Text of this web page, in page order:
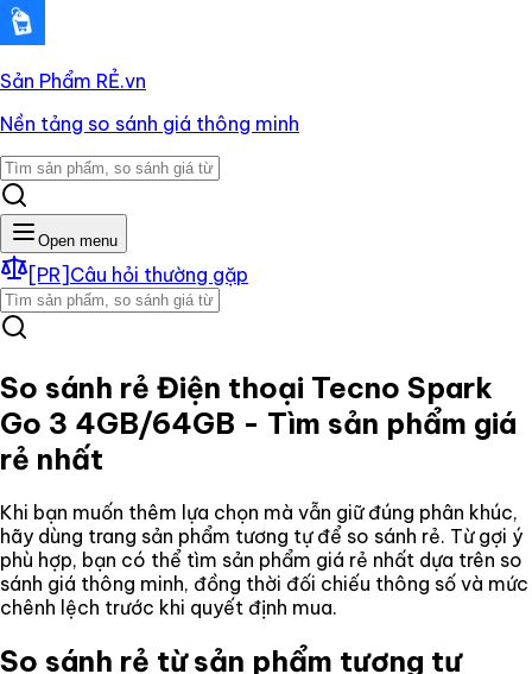
Sản Phẩm RẺ.vn
Nền tảng so sánh giá thông minh
Open menu
[PR] Câu hỏi thường gặp
So sánh rẻ Điện thoại Tecno Spark
Go 3 4GB/64GB - Tìm sản phẩm giá
rẻ nhất
Khi bạn muốn thêm lựa chọn mà vẫn giữ đúng phân khúc,
hãy dùng trang sản phẩm tương tự để so sánh rẻ. Từ gợi ý
phù hợp, bạn có thể tìm sản phẩm giá rẻ nhất dựa trên so
sánh giá thông minh, đồng thời đối chiếu thông số và mức
chênh lệch trước khi quyết định mua.
So sánh rẻ từ sản phẩm tương tự